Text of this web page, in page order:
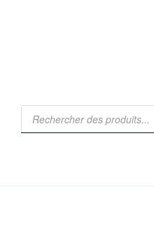
Recherche
produits